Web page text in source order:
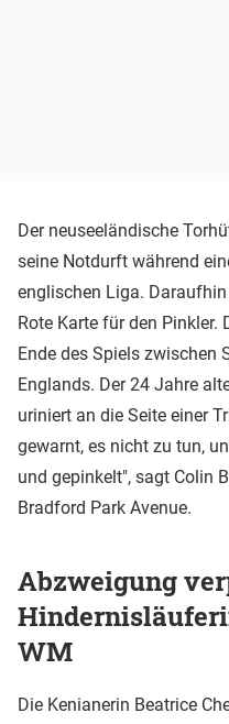
Der neuseeländische
seine Notdurft während
englischen Liga.
Rote Karte für den Pinkler.
Ende des Spiels zwischen
Englands. Der 24 Jahre
uriniert an die Seite einer
gewarnt, es nicht zu tun,
und gepinkelt", sagt Colin
Bradford Park Avenue.
Abzweigung
WM
Die Kenianerin Beatrice